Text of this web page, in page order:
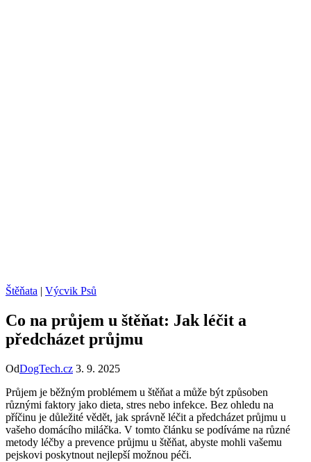
Štěňata | Výcvik Psů
Co na průjem u štěňat: Jak léčit a
předcházet průjmu
OdDogTech.cz 3. 9. 2025
Průjem je běžným problémem u štěňat a může být způsoben
různými faktory jako dieta, stres nebo infekce. Bez ohledu na
příčinu je důležité vědět, jak správně léčit a předcházet průjmu u
vašeho domácího miláčka. V tomto článku se podíváme na různé
metody léčby a prevence průjmu u štěňat, abyste mohli vašemu
pejskovi poskytnout nejlepší možnou péči.